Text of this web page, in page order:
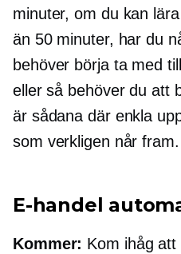
minuter, om du kan
än 50 minuter, har du
behöver börja ta med
eller så behöver du att
är sådana där enkla
som verkligen når fram.
E-handel
Kommer: Kom ihåg